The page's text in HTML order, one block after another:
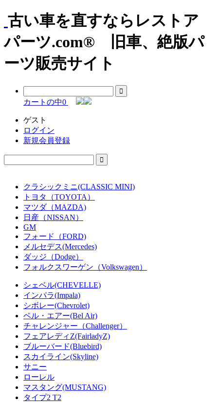
古い車を直すならレストア
パーツ.com® 旧車、絶版パ
ーツ販売サイト
カートの中0
ゲスト
ログイン
新規会員登録
クラシックミニ(CLASSIC MINI)
トヨタ（TOYOTA）
マツダ（MAZDA)
日産（NISSAN）
GM
フォード（FORD)
メルセデス(Mercedes)
ダッジ（Dodge）
フォルクスワーゲン（Volkswagen）
シェベル(CHEVELLE)
インパラ(Impala)
シボレー(Chevrolet)
ベル・エアー(Bel Air)
チャレンジャー（Challenger）
フェアレディZ(FairladyZ)
ブルーバード(Bluebird)
スカイライン(Skyline)
サニー
ローレル
マスタング(MUSTANG)
タイプ2 T2